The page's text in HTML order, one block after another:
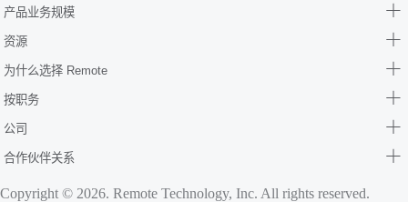
产品业务规模
资源
为什么选择 Remote
按职务
公司
合作伙伴关系
Copyright © 2026. Remote Technology, Inc. All rights reserved.